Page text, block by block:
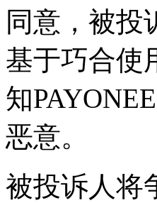
同意，被投
基于巧合使
知
恶意。
被投诉人将